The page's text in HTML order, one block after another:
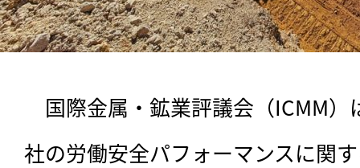
国際金属・鉱業評議会（ICMM）
社の労働安全パフォーマンスに関